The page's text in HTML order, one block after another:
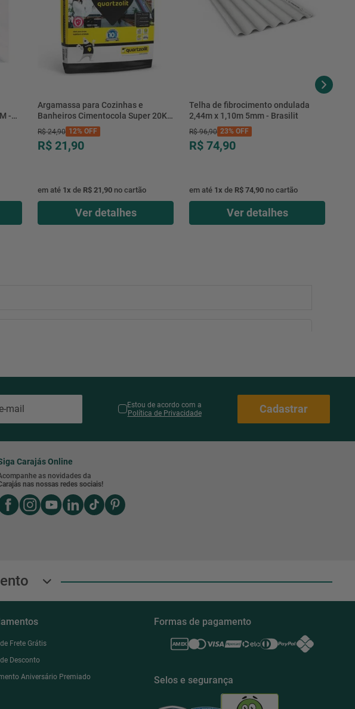
-
Argamassa para Cozinhas e
Banheiros Cimentocola Super 20KG
- 0118.00001.0020PL - Quartzolit
R$ 24,90 12% OFF
R$ 21,90
em até 1x de R$ 21,90 no cartão
Ver detalhes
Telha de fibrocimento ondulada
2,44m x 1,10m 5mm - Brasilit
R$ 96,90 23% OFF
R$ 74,90
em até 1x de R$ 74,90 no cartão
Ver detalhes
Estou de acordo com a
Política de Privacidade
Cadastrar
Carajás Online
as novidades da
nas nossas redes sociais!
Frete Grátis
Desconto
Aniversário Premiado
Formas de pagamento
Selos e segurança